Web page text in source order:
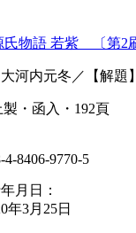
氏物語 若紫 〔第2
大河内元冬／【解題
・函入・192頁
4-8406-9770-5
月日：
年3月25日